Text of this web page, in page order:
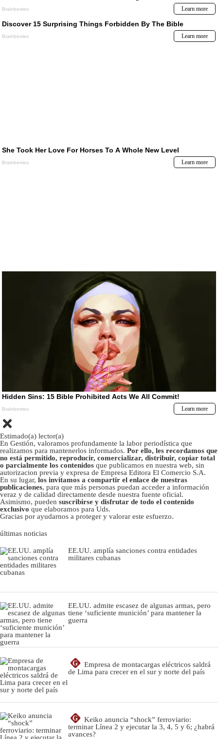
Estimado(a) lector(a)
En Gestión, valoramos profundamente la labor periodística que
realizamos para mantenerlos informados. Por ello, les recordamos que
no está permitido, reproducir, comercializar, distribuir, copiar total
o parcialmente los contenidos que publicamos en nuestra web, sin
autorizacion previa y expresa de Empresa Editora El Comercio S.A.
En su lugar, los invitamos a compartir el enlace de nuestras
publicaciones, para que más personas puedan acceder a información
veraz y de calidad directamente desde nuestra fuente oficial.
Asimismo, pueden suscribirse y disfrutar de todo el contenido
exclusivo que elaboramos para Uds.
Gracias por ayudarnos a proteger y valorar este esfuerzo.
últimas noticias
EE.UU. amplía sanciones contra entidades
militares cubanas
EE.UU. admite escasez de algunas armas, pero
tiene ‘suficiente munición’ para mantener la
guerra
G
Empresa de montacargas eléctricos saldrá
de Lima para crecer en el sur y norte del país
G
Keiko anuncia “shock” ferroviario:
terminar Línea 2 y ejecutar la 3, 4, 5 y 6; ¿habrá
avances?